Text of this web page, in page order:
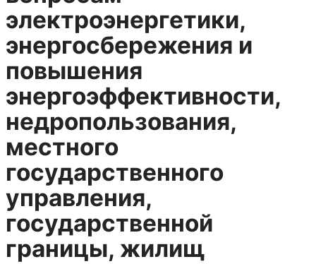
электроэнергетики,
энергосбережения и
повышения
энергоэффективности,
недропользования,
местного
государственного
управления,
государственной
границы, жилищ